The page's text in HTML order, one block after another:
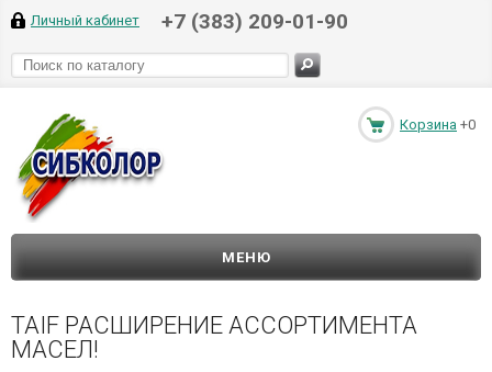
Личный кабинет +7 (383) 209-01-90
Корзина +0
МЕНЮ
TAIF РАСШИРЕНИЕ АССОРТИМЕНТА
МАСЕЛ!